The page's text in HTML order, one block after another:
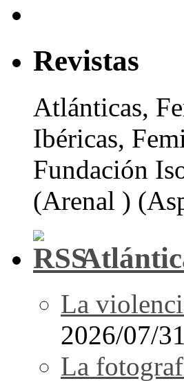
Revistas
Atlánticas,
Ibéricas,
Fundación
(Arenal )
La
2026/07/31
La